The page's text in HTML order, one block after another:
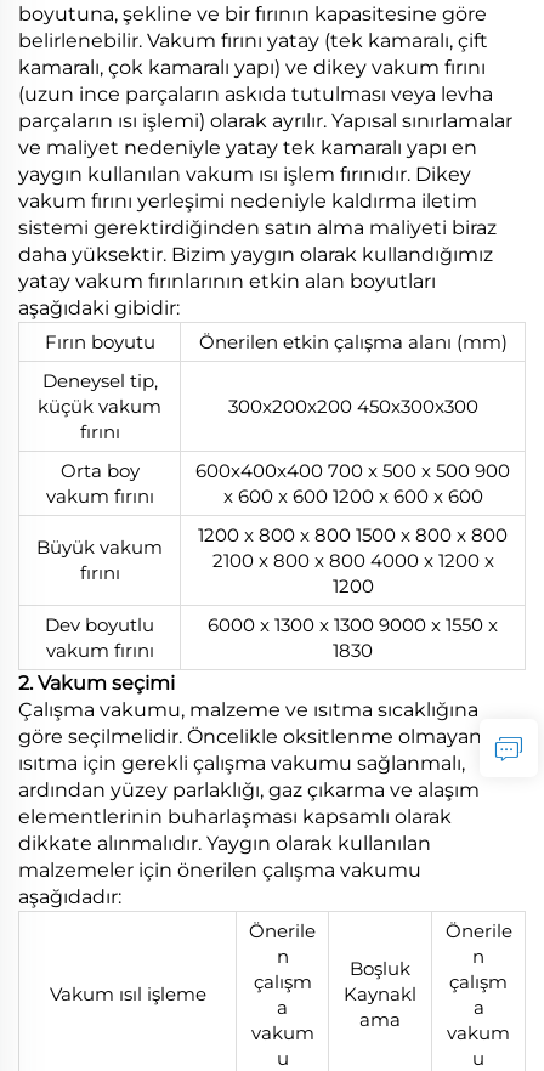
boyutuna, şekline ve bir fırının kapasitesine göre
belirlenebilir. Vakum fırını yatay (tek kamaralı, çift
kamaralı, çok kamaralı yapı) ve dikey vakum fırını
(uzun ince parçaların askıda tutulması veya levha
parçaların ısı işlemi) olarak ayrılır. Yapısal sınırlamalar
ve maliyet nedeniyle yatay tek kamaralı yapı en
yaygın kullanılan vakum ısı işlem fırınıdır. Dikey
vakum fırını yerleşimi nedeniyle kaldırma iletim
sistemi gerektirdiğinden satın alma maliyeti biraz
daha yüksektir. Bizim yaygın olarak kullandığımız
yatay vakum fırınlarının etkin alan boyutları
aşağıdaki gibidir:
Fırın boyutu
Önerilen etkin çalışma alanı (mm)
Deneysel tip,
küçük vakum
fırını
300x200x200 450x300x300
Orta boy
vakum fırını
600x400x400 700 x 500 x 500 900
x 600 x 600 1200 x 600 x 600
Büyük vakum
fırını
1200 x 800 x 800 1500 x 800 x 800
2100 x 800 x 800 4000 x 1200 x
1200
Dev boyutlu
vakum fırını
6000 x 1300 x 1300 9000 x 1550 x
1830
2. Vakum seçimi
Çalışma vakumu, malzeme ve ısıtma sıcaklığına
göre seçilmelidir. Öncelikle oksitlenme olmayan
ısıtma için gerekli çalışma vakumu sağlanmalı,
ardından yüzey parlaklığı, gaz çıkarma ve alaşım
elementlerinin buharlaşması kapsamlı olarak
dikkate alınmalıdır. Yaygın olarak kullanılan
malzemeler için önerilen çalışma vakumu
aşağıdadır:
Vakum ısıl işleme
Önerile
n
çalışm
a
vakum
u
Boşluk
Kaynakl
ama
Önerile
n
çalışm
a
vakum
u